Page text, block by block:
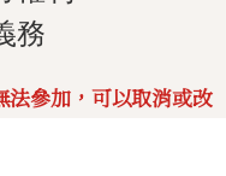
務
法參加，可以取消或改